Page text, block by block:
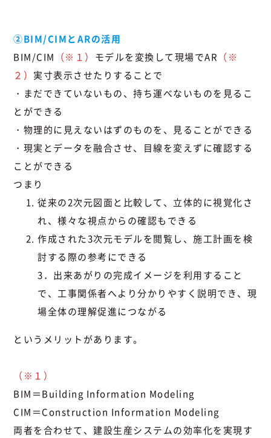
②BIM/CIMとARの活用
BIM/CIM （※１） モデルを変換して現場でAR （※
２） 実寸表示させたりすることで
・まだできていないもの、持ち運べないものを見るこ
とができる
・物理的に見えないはずのものを、見ることができる
・現実とデータを融合させ、目線を変えずに確認する
ことができる
つまり
従来の2次元図面と比較して、立体的に視覚化さ
れ、様々な視点からの確認もできる
作成された3次元モデルを閲覧し、施工計画を検
討する際の参考にできる
3．出来あがりの完成イメージを利用すること
で、工事関係者へより分かりやすく説明でき、現
場全体の理解促進につながる
というメリットがあります。
（※１）
BIM＝Building Information Modeling
CIM＝Construction Information Modeling
両者を合わせて、建設生産システムの効率化を実現す